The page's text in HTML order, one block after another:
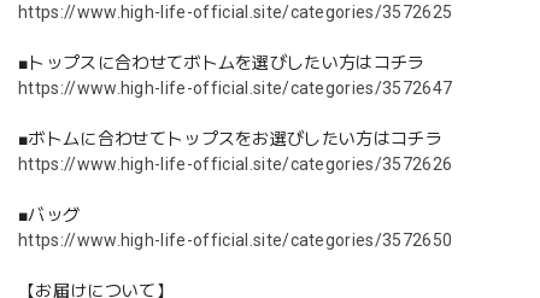
https://www.high-life-official.site/categories/3572625
■トップスに合わせてボトムを選びしたい方はコチラ
https://www.high-life-official.site/categories/3572647
■ボトムに合わせてトップスをお選びしたい方はコチラ
https://www.high-life-official.site/categories/3572626
■バッグ
https://www.high-life-official.site/categories/3572650
【お届けについて】